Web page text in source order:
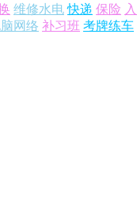
维修水电 快递 保险
网络 补习班 考牌练车